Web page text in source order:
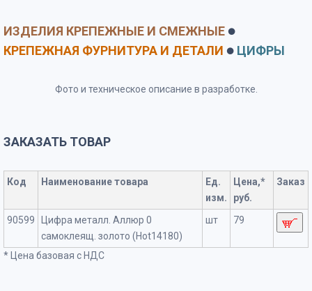
ИЗДЕЛИЯ КРЕПЕЖНЫЕ И СМЕЖНЫЕ ⚫
КРЕПЕЖНАЯ ФУРНИТУРА И ДЕТАЛИ ⚫ ЦИФРЫ
Фото и техническое описание в разработке.
ЗАКАЗАТЬ ТОВАР
Код Наименование товара
Ед.
изм.
Цена,*
руб.
Заказ
90599
Цифра металл. Аллюр 0
самоклеящ. золото (Hot14180)
шт 79
* Цена базовая с НДС